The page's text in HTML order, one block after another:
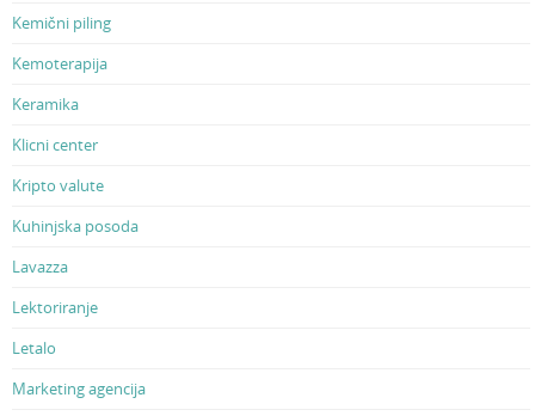
Kemični piling
Kemoterapija
Keramika
Klicni center
Kripto valute
Kuhinjska posoda
Lavazza
Lektoriranje
Letalo
Marketing agencija